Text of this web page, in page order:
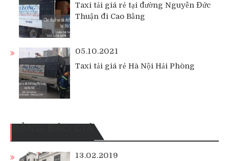
Taxi tải giá rẻ tại đường Nguyễn Đức
Thuận đi Cao Bằng
05.10.2021
Taxi tải giá rẻ Hà Nội Hải Phòng
BẢNG BÁO GIÁ
13.02.2019